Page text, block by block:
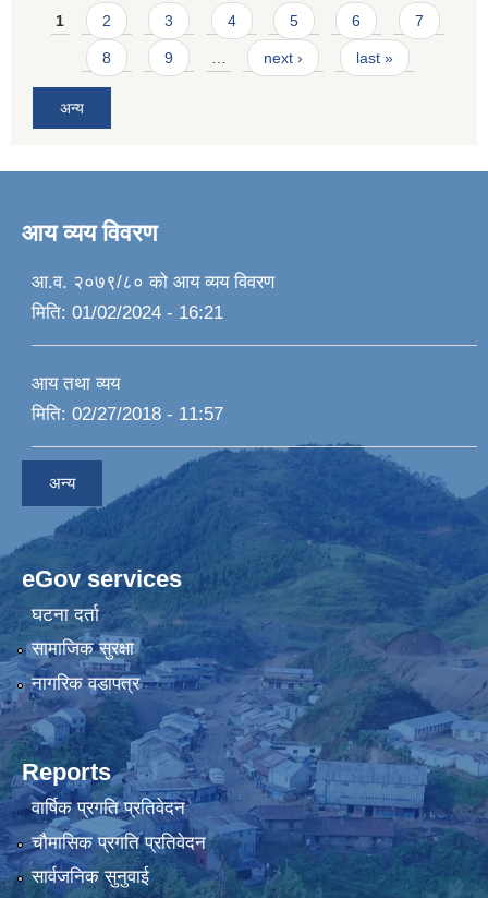
Pages
1 2 3 4 5 6 7
8 9 next › last »
अन्य
आय व्यय विवरण
आ.व. २०७९/८० को आय व्यय विवरण
मिति: 01/02/2024 - 16:21
आय तथा व्यय
मिति: 02/27/2018 - 11:57
अन्य
eGov services
घटना दर्ता
सामाजिक सुरक्षा
नागरिक वडापत्र
Reports
वार्षिक प्रगति प्रतिवेदन
चौमासिक प्रगति प्रतिवेदन
सार्वजनिक सुनुवाई